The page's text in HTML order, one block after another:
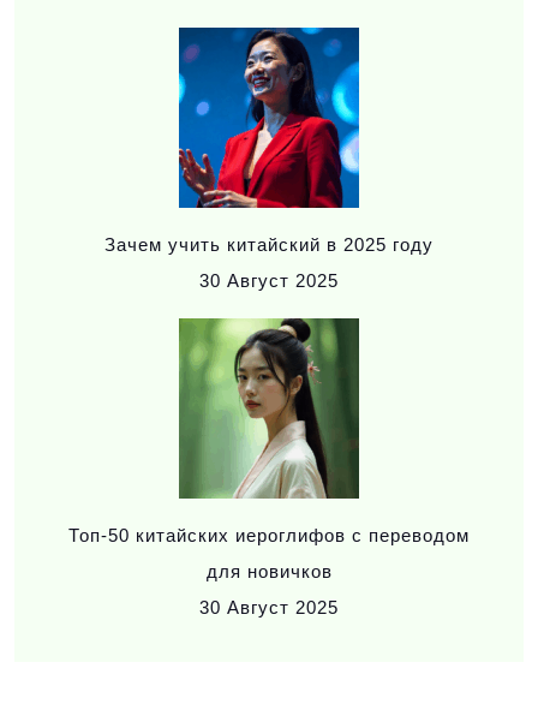
Зачем учить китайский в 2025 году
30 Август 2025
Топ-50 китайских иероглифов с переводом
для новичков
30 Август 2025